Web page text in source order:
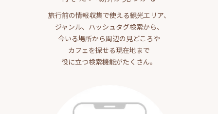
旅行前の情報収集で使える観光エリア、
ジャンル、ハッシュタグ検索から、
今いる場所から周辺の見どころや
カフェを探せる現在地まで
役に立つ検索機能がたくさん。